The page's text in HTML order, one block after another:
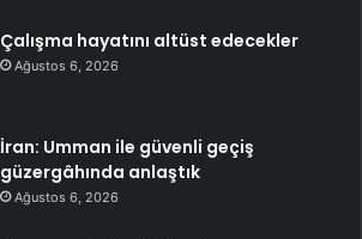
Çalışma hayatını altüst edecekler
Ağustos 6, 2026
İran: Umman ile güvenli geçiş
güzergâhında anlaştık
Ağustos 6, 2026